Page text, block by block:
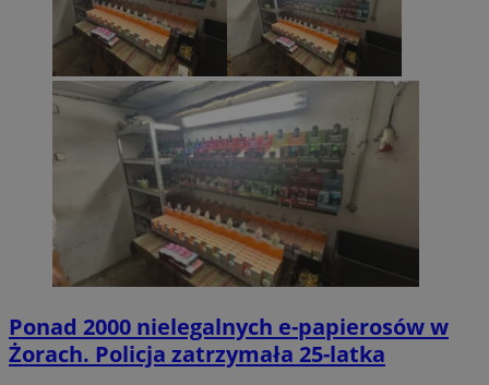
Ponad 2000 nielegalnych e-papierosów w
Żorach. Policja zatrzymała 25-latka